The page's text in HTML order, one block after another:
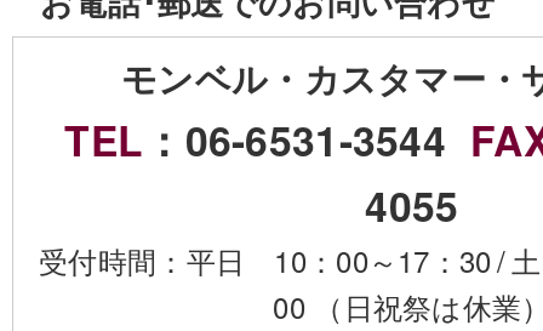
モンベル・カスタマー・
TEL ：06-6531-3544
4055
受付時間：平日 10：00～17：30/
00 （日祝祭は休業